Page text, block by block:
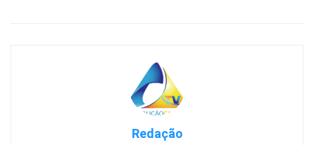
Redação